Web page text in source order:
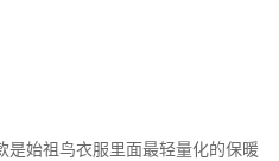
是始祖鸟衣服里面最轻量化的保暖